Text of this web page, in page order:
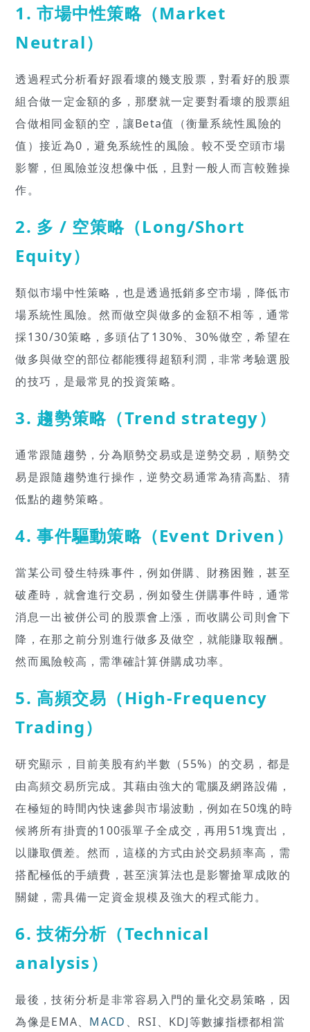
1. 市場中性策略（Market
Neutral）
透過程式分析看好跟看壞的幾支股票，對看好的股票
組合做一定金額的多，那麼就一定要對看壞的股票組
合做相同金額的空，讓Beta值（衡量系統性風險的
值）接近為0，避免系統性的風險。較不受空頭市場
影響，但風險並沒想像中低，且對一般人而言較難操
作。
2. 多 / 空策略（Long/Short
Equity）
類似市場中性策略，也是透過抵銷多空市場，降低市
場系統性風險。然而做空與做多的金額不相等，通常
採130/30策略，多頭佔了130%、30%做空，希望在
做多與做空的部位都能獲得超額利潤，非常考驗選股
的技巧，是最常見的投資策略。
3. 趨勢策略（Trend strategy）
通常跟隨趨勢，分為順勢交易或是逆勢交易，順勢交
易是跟隨趨勢進行操作，逆勢交易通常為猜高點、猜
低點的趨勢策略。
4. 事件驅動策略（Event Driven）
當某公司發生特殊事件，例如併購、財務困難，甚至
破產時，就會進行交易，例如發生併購事件時，通常
消息一出被併公司的股票會上漲，而收購公司則會下
降，在那之前分別進行做多及做空，就能賺取報酬。
然而風險較高，需準確計算併購成功率。
5. 高頻交易（High-Frequency
Trading）
研究顯示，目前美股有約半數（55%）的交易，都是
由高頻交易所完成。其藉由強大的電腦及網路設備，
在極短的時間內快速參與市場波動，例如在50塊的時
候將所有掛賣的100張單子全成交，再用51塊賣出，
以賺取價差。然而，這樣的方式由於交易頻率高，需
搭配極低的手續費，甚至演算法也是影響搶單成敗的
關鍵，需具備一定資金規模及強大的程式能力。
6. 技術分析（Technical
analysis）
最後，技術分析是非常容易入門的量化交易策略，因
為像是EMA、 MACD 、RSI、KDJ等數據指標都相當